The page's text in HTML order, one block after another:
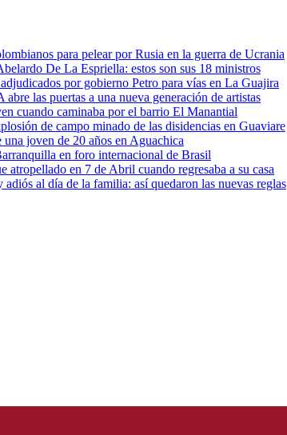
para pelear por Rusia en la guerra de Ucrania
De La Espriella: estos son sus 18 ministros
por gobierno Petro para vías en La Guajira
las puertas a una nueva generación de artistas
cuando caminaba por el barrio El Manantial
de campo minado de las disidencias en Guaviare
joven de 20 años en Aguachica
en foro internacional de Brasil
en 7 de Abril cuando regresaba a su casa
al día de la familia: así quedaron las nuevas reglas